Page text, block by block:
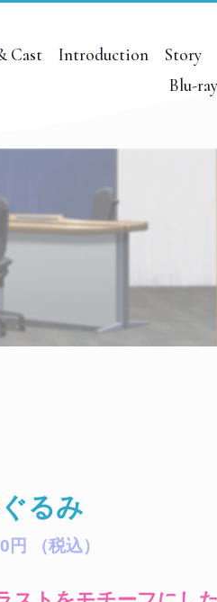
Cast Introduction Story
Blu-ray
るみ
円 （税込）